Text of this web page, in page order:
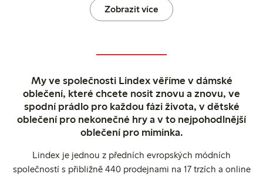
Zobrazit více
My ve společnosti Lindex věříme v dámské
oblečení, které chcete nosit znovu a znovu, ve
spodní prádlo pro každou fázi života, v dětské
oblečení pro nekonečné hry a v to nejpohodlnější
oblečení pro miminka.
Lindex je jednou z předních evropských módních
společností s přibližně 440 prodejnami na 17 trzích a online